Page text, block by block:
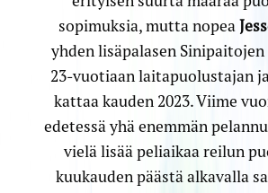
sopimuksia, mutta nopea
yhden lisäpalasen Sinipaitojen
23-vuotiaan laitapuolustajan
kattaa kauden 2023. Viime
edetessä yhä enemmän
vielä lisää peliaikaa reilun
kuukauden päästä alkavalla